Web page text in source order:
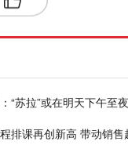
“苏拉”或在明天下午至
排课再创新高 带动销